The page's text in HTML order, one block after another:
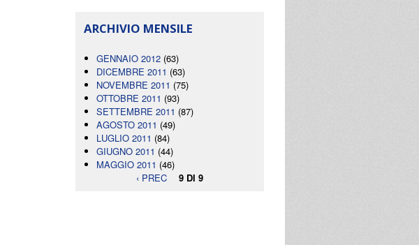
ARCHIVIO MENSILE
GENNAIO 2012 (63)
DICEMBRE 2011 (63)
NOVEMBRE 2011 (75)
OTTOBRE 2011 (93)
SETTEMBRE 2011 (87)
AGOSTO 2011 (49)
LUGLIO 2011 (84)
GIUGNO 2011 (44)
MAGGIO 2011 (46)
‹ PREC
9 DI 9